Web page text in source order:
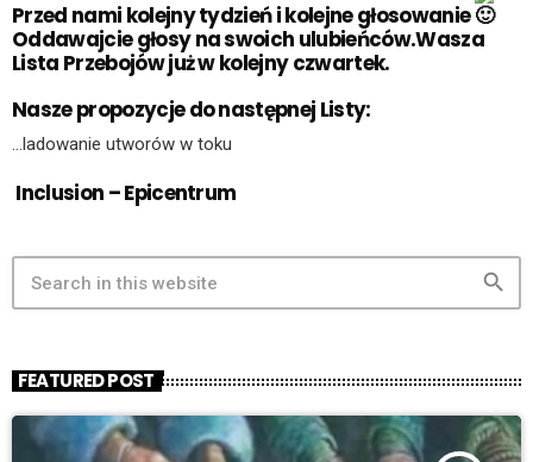
Przed nami kolejny tydzień i kolejne głosowanie
Oddawajcie głosy na swoich ulubieńców.Wasza
Lista Przebojów już w kolejny czwartek.
Nasze propozycje do następnej Listy:
…ladowanie utworów w toku
Inclusion – Epicentrum
search
FEATURED POST